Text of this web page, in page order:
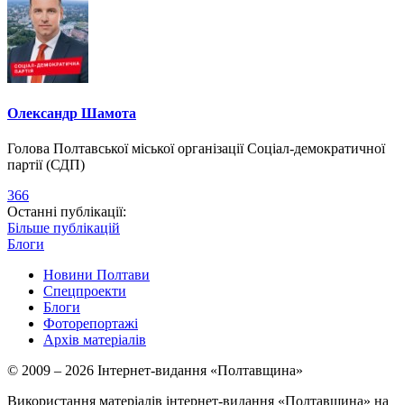
Олександр Шамота
Голова Полтавської міської організації Соціал-демократичної
партії (СДП)
366
Останні публікації:
Більше публікацій
Блоги
Новини Полтави
Спецпроекти
Блоги
Фоторепортажі
Архів матеріалів
© 2009 – 2026 Інтернет-видання «Полтавщина»
Використання матеріалів інтернет-видання «Полтавщина» на